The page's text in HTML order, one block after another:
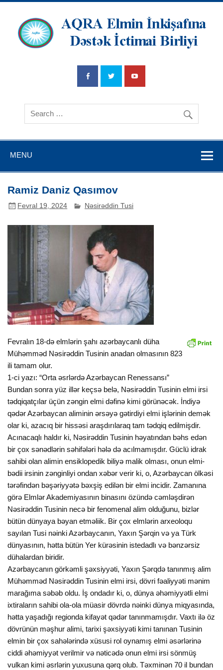
İnkişafına
Dətsək İctimai
Birliyi
MENU
Ramiz Daniz Qasımov
Fevral 19, 2024 Nəsirəddin Tusi
Fevralın 18-də elmlərin şahı azərbaycanlı düha
Mühəmməd Nəsirəddin Tusinin anadan olmasının 823
ili tamam olur.
1-ci yazı: “Orta əsrlərdə Azərbaycan Renessansı”
Bundan sonra yüz illər keçsə belə, Nəsirəddin Tusinin elmi irsi
tədqiqatçılar üçün zəngin elmi dəfinə kimi görünəcək. İndiyə
qədər Azərbaycan aliminin ərsəyə gətirdiyi elmi işlərinin demək
olar ki, azacıq bir hissəsi araşdırılaraq tam tədqiq edilmişdir.
Acınacaqlı haldır ki, Nəsirəddin Tusinin həyatından bəhs edən
bir çox sənədlərin səhifələri hələ də acılmamışdır. Güclü idrak
sahibi olan alimin ensiklopedik biliyə malik olması, onun elmi-
bədii irsinin zənginliyi ondan xəbər verir ki, o, Azərbaycan ölkəsi
tərəfindən bəşəriyyətə bəxşiş edilən bir elmi incidir. Zamanına
görə Elmlər Akademiyasının binasını özündə cəmləşdirən
Nəsirəddin Tusinin necə bir fenomenal alim olduğunu, bizlər
bütün dünyaya bəyan etməliik. Bir çox elmlərin arxeoloqu
sayılan Tusi nəinki Azərbaycanın, Yaxın Şərqin və ya Türk
dünyasının, hətta bütün Yer kürəsinin istedadlı və bənzərsiz
dühalardan biridir.
Azərbaycanın görkəmli şəxsiyyəti, Yaxın Şərqdə tanınmış alim
Mühəmməd Nəsirəddin Tusinin elmi irsi, dövri fəaliyyəti mənim
marağıma səbəb oldu. İş ondadır ki, o, dünya əhəmiyyətli elmi
ixtiraların sahibi ola-ola müasir dövrdə nəinki dünya miqyasında,
hətta yaşadığı regionda kifayət qədər tanınmamışdır. Vaxtı ilə öz
dövrünün məşhur alimi, tarixi şəxsiyyəti kimi tanınan Tusinin
elmin bir çox sahələrində xüsusi rol oynamış elmi əsərlərinə
ciddi əhəmiyyət verilmir və nəticədə onun elmi irsi sönmüş
vulkan kimi əsrlərin yuxusuna qərq olub. Təxminən 70 il bundan